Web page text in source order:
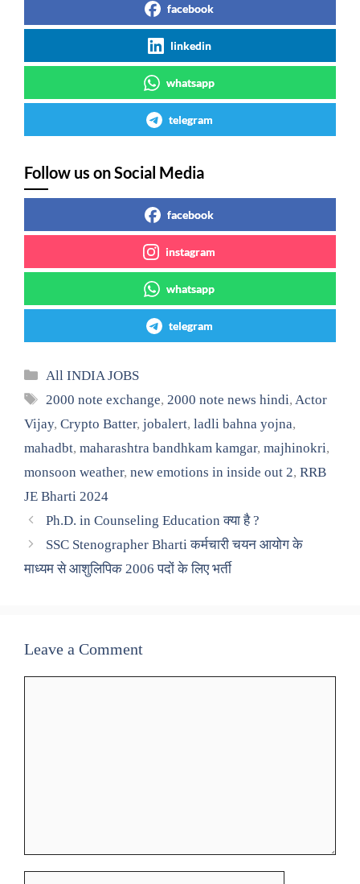
facebook
linkedin
whatsapp
telegram
Follow us on Social Media
facebook
instagram
whatsapp
telegram
Categories
All INDIA JOBS
Tags
2000 note exchange,2000 note news hindi,Actor
Vijay, Crypto Batter, jobalert, ladli bahna yojna,
mahadbt, maharashtra bandhkam kamgar, majhinokri,
monsoon weather, new emotions in inside out 2, RRB
JE Bharti 2024
Ph.D. in Counseling Education क्या है ?
SSC Stenographer Bharti कर्मचारी चयन आयोग के
माध्यम से आशुलिपिक 2006 पदों के लिए भर्ती
Leave a Comment